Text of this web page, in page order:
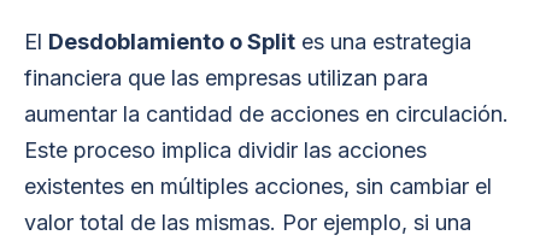
El Desdoblamiento o Split es una estrategia
financiera que las empresas utilizan para
aumentar la cantidad de acciones en circulación.
Este proceso implica dividir las acciones
existentes en múltiples acciones, sin cambiar el
valor total de las mismas. Por ejemplo, si una